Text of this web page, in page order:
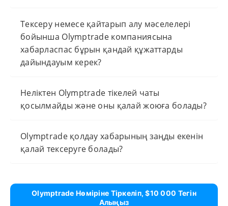
Тексеру немесе қайтарып алу мәселелері
бойынша Olymptrade компаниясына
хабарласпас бұрын қандай құжаттарды
дайындауым керек?
Неліктен Olymptrade тікелей чаты
қосылмайды және оны қалай жоюға болады?
Olymptrade қолдау хабарының заңды екенін
қалай тексеруге болады?
Olymptrade Нөміріне Тіркеліп, $10 000 Тегін
Алыңыз